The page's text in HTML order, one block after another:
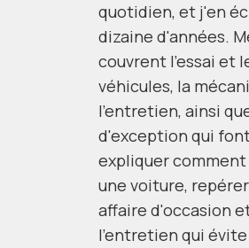
quotidien, et j'en
dizaine d'années.
couvrent l'essai et
véhicules, la
l'entretien, ainsi
d'exception qui
expliquer
une voiture,
affaire d'occasion
l'entretien qui évite